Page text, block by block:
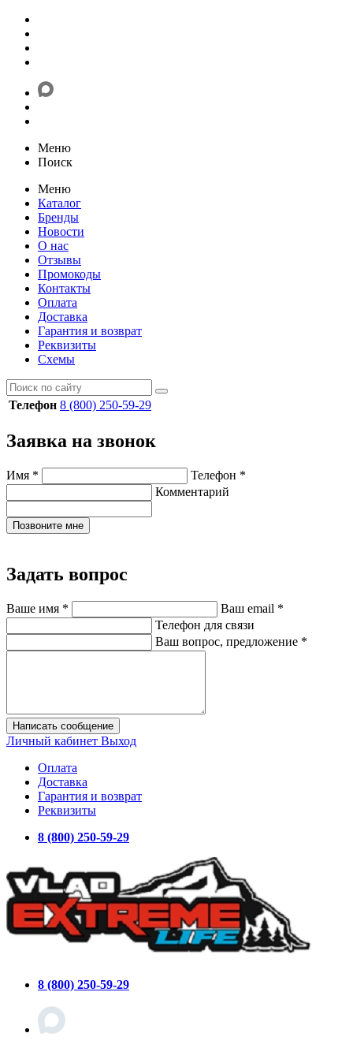
Меню
Поиск
Меню
Каталог
Бренды
Новости
О нас
Отзывы
Промокоды
Контакты
Оплата
Доставка
Гарантия и возврат
Реквизиты
Схемы
Телефон 8 (800) 250-59-29
Заявка на звонок
Имя * Телефон *
Комментарий
Позвоните мне
Задать вопрос
Ваше имя * Ваш email *
Телефон для связи
Ваш вопрос, предложение *
Написать сообщение
Личный кабинет Выход
Оплата
Доставка
Гарантия и возврат
Реквизиты
8 (800) 250-59-29
8 (800) 250-59-29